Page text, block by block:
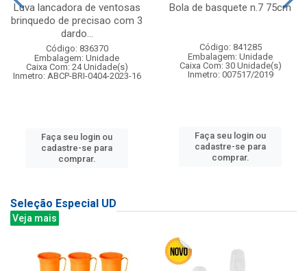
Luva lancadora de ventosas
brinquedo de precisao com 3
dardo...
Código: 836370
Embalagem: Unidade
Caixa Com: 24 Unidade(s)
Inmetro: ABCP-BRI-0404-2023-16
Faça seu login ou
cadastre-se para
comprar.
Bola de basquete n.7 75cm
Código: 841285
Embalagem: Unidade
Caixa Com: 30 Unidade(s)
Inmetro: 007517/2019
Faça seu login ou
cadastre-se para
comprar.
Seleção Especial UD
Veja mais